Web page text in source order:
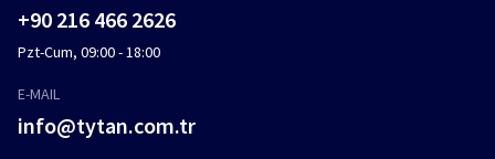
+90 216 466 2626
Pzt-Cum, 09:00 - 18:00
E-MAIL
info@tytan.com.tr